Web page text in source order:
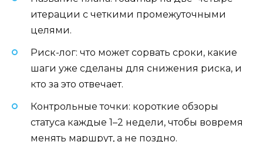
итерации с четкими промежуточными
целями.
Риск-лог: что может сорвать сроки, какие
шаги уже сделаны для снижения риска, и
кто за это отвечает.
Контрольные точки: короткие обзоры
статуса каждые 1–2 недели, чтобы вовремя
менять маршрут, а не поздно.